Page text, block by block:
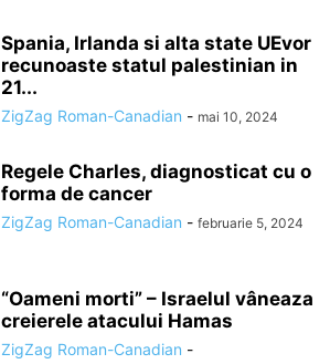
Spania, Irlanda si alta state UEvor
recunoaste statul palestinian in
21...
ZigZag Roman-Canadian - mai 10, 2024
Regele Charles, diagnosticat cu o
forma de cancer
ZigZag Roman-Canadian - februarie 5, 2024
“Oameni morti” – Israelul vâneaza
creierele atacului Hamas
ZigZag Roman-Canadian -